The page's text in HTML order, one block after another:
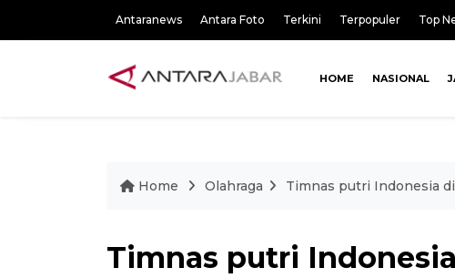
Antaranews Antara Foto Terkini Terpopuler Top
HOME NASIONAL
Home Olahraga Timnas putri Indonesia
Timnas putri